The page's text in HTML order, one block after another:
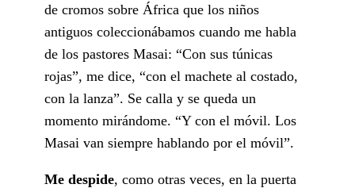
de cromos sobre África que los niños
antiguos coleccionábamos cuando me habla
de los pastores Masai: “Con sus túnicas
rojas”, me dice, “con el machete al costado,
con la lanza”. Se calla y se queda un
momento mirándome. “Y con el móvil. Los
Masai van siempre hablando por el móvil”.
Me despide, como otras veces, en la puerta